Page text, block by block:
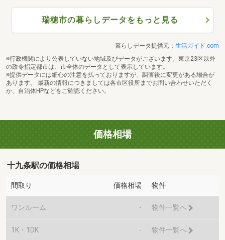
瑞穂市の暮らしデータをもっと見る
暮らしデータ提供元： 生活ガイド.com
※行政機関により公表していない地域及びデータがございます。東京23区以外
の政令指定都市は、市全体のデータとして表示しています。
※提供データには細心の注意を払っておりますが、調査後に変更がある場合が
あります。 最新の情報につきましては各市区役所までお問い合わせいただく
か、自治体HPなどをご確認ください。
価格相場
十九条駅の価格相場
間取り 価格相場 物件
ワンルーム - 物件一覧へ
1K・1DK - 物件一覧へ